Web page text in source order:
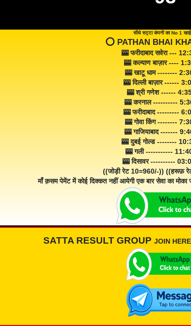
सीधे सट्टा कंपनी का No 1
⭕️ PATHAN BHAI
🎰 फरीदाबाद सवेरा ---
🎰 कल्याण बाज़ार ----
🎰 खाटू धाम --------
🎰 दिल्ली बाज़ार ------
🎰 श्री गणेश ------
🎰 करनाल ----------
🎰 फरीदाबाद ---------
🎰 गोवा किंग --------
🎰 गाजियाबाद -------
🎰 दुबई गोल्ड --------
🎰 गली -----------
🎰 दिसावर ----------
((जोड़ी रेट 10=960/-)) ((हरूफ़
माँ क़सम पेमेंट में कोई दिक्कत नहीं आयेगी एक बार सेवा का
SATTA RESULT GROUP JOIN HERE